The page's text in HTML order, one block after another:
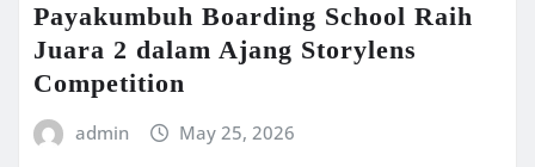
Payakumbuh Boarding School Raih
Juara 2 dalam Ajang Storylens
Competition
admin May 25, 2026